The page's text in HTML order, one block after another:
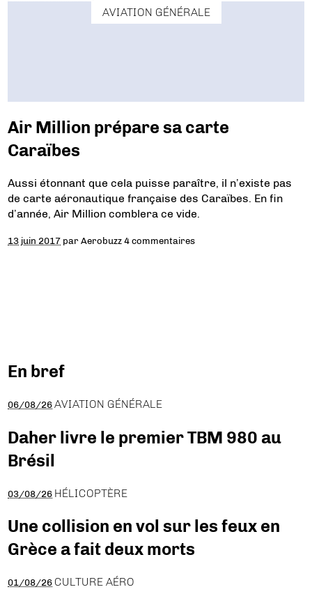
AVIATION GÉNÉRALE
Air Million prépare sa carte
Caraïbes
Aussi étonnant que cela puisse paraître, il n’existe pas
de carte aéronautique française des Caraïbes. En fin
d’année, Air Million comblera ce vide.
13 juin 2017 parAerobuzz 4 commentaires
En bref
06/08/26 AVIATION GÉNÉRALE
Daher livre le premier TBM 980 au
Brésil
03/08/26 HÉLICOPTÈRE
Une collision en vol sur les feux en
Grèce a fait deux morts
01/08/26 CULTURE AÉRO